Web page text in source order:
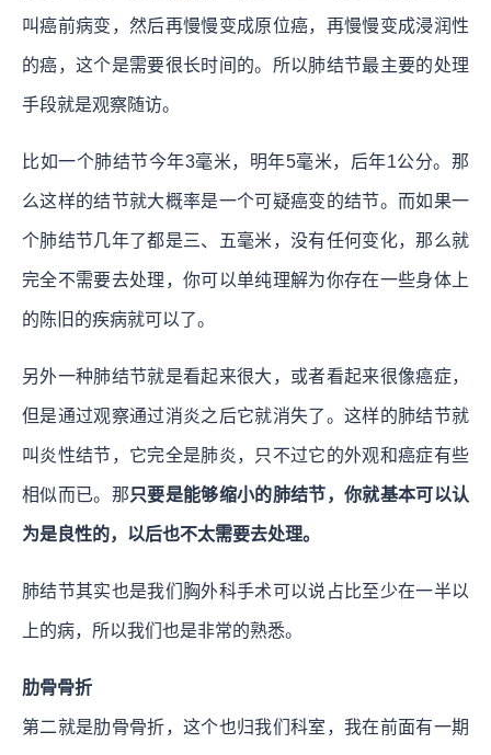
叫癌前病变，然后再慢慢变成原位癌，再慢慢变成浸润性
的癌，这个是需要很长时间的。所以肺结节最主要的处理
手段就是观察随访。
比如一个肺结节今年3毫米，明年5毫米，后年1公分。那
么这样的结节就大概率是一个可疑癌变的结节。而如果一
个肺结节几年了都是三、五毫米，没有任何变化，那么就
完全不需要去处理，你可以单纯理解为你存在一些身体上
的陈旧的疾病就可以了。
另外一种肺结节就是看起来很大，或者看起来很像癌症，
但是通过观察通过消炎之后它就消失了。这样的肺结节就
叫炎性结节，它完全是肺炎，只不过它的外观和癌症有些
相似而已。那只要是能够缩小的肺结节，你就基本可以认
为是良性的，以后也不太需要去处理。
肺结节其实也是我们胸外科手术可以说占比至少在一半以
上的病，所以我们也是非常的熟悉。
肋骨骨折
第二就是肋骨骨折，这个也归我们科室，我在前面有一期